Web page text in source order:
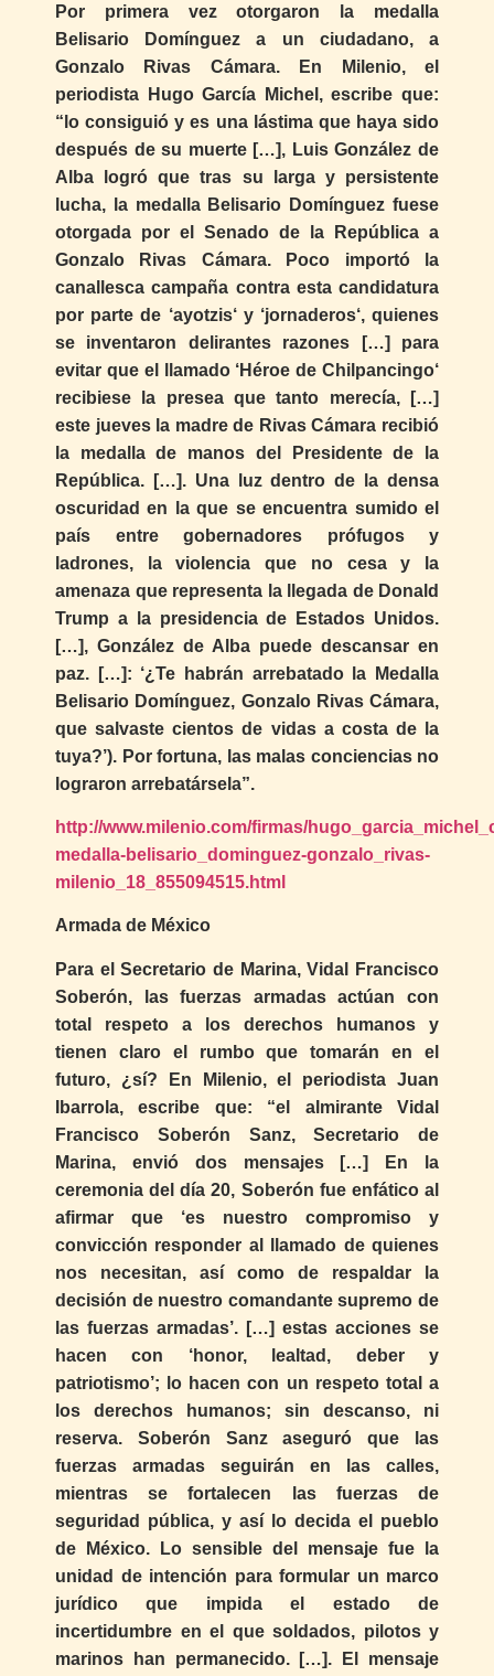
Por primera vez otorgaron la medalla
Belisario Domínguez a un ciudadano, a
Gonzalo Rivas Cámara. En Milenio, el
periodista Hugo García Michel, escribe que:
“lo consiguió y es una lástima que haya sido
después de su muerte […], Luis González de
Alba logró que tras su larga y persistente
lucha, la medalla Belisario Domínguez fuese
otorgada por el Senado de la República a
Gonzalo Rivas Cámara. Poco importó la
canallesca campaña contra esta candidatura
por parte de ‘ayotzis‘ y ‘jornaderos‘, quienes
se inventaron delirantes razones […] para
evitar que el llamado ‘Héroe de Chilpancingo‘
recibiese la presea que tanto merecía, […]
este jueves la madre de Rivas Cámara recibió
la medalla de manos del Presidente de la
República. […]. Una luz dentro de la densa
oscuridad en la que se encuentra sumido el
país entre gobernadores prófugos y
ladrones, la violencia que no cesa y la
amenaza que representa la llegada de Donald
Trump a la presidencia de Estados Unidos.
[…], González de Alba puede descansar en
paz. […]: ‘¿Te habrán arrebatado la Medalla
Belisario Domínguez, Gonzalo Rivas Cámara,
que salvaste cientos de vidas a costa de la
tuya?’). Por fortuna, las malas conciencias no
lograron arrebatársela”.
http://www.milenio.com/firmas/
medalla-belisario_dominguez-gonzalo_rivas-
milenio_18_855094515.html
Armada de México
Para el Secretario de Marina, Vidal Francisco
Soberón, las fuerzas armadas actúan con
total respeto a los derechos humanos y
tienen claro el rumbo que tomarán en el
futuro, ¿sí? En Milenio, el periodista Juan
Ibarrola, escribe que: “el almirante Vidal
Francisco Soberón Sanz, Secretario de
Marina, envió dos mensajes […] En la
ceremonia del día 20, Soberón fue enfático al
afirmar que ‘es nuestro compromiso y
convicción responder al llamado de quienes
nos necesitan, así como de respaldar la
decisión de nuestro comandante supremo de
las fuerzas armadas’. […] estas acciones se
hacen con ‘honor, lealtad, deber y
patriotismo’; lo hacen con un respeto total a
los derechos humanos; sin descanso, ni
reserva. Soberón Sanz aseguró que las
fuerzas armadas seguirán en las calles,
mientras se fortalecen las fuerzas de
seguridad pública, y así lo decida el pueblo
de México. Lo sensible del mensaje fue la
unidad de intención para formular un marco
jurídico que impida el estado de
incertidumbre en el que soldados, pilotos y
marinos han permanecido. […]. El mensaje